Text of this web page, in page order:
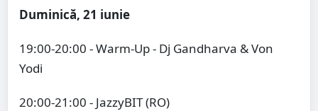
Duminică, 21 iunie
19:00-20:00 - Warm-Up - Dj Gandharva & Von
Yodi
20:00-21:00 - JazzyBIT (RO)